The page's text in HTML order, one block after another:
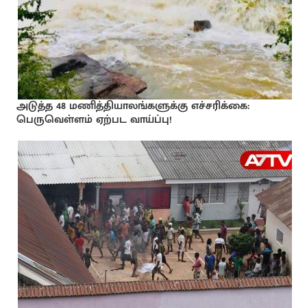
அடுத்த 48 மணித்தியாலங்களுக்கு எச்சரிக்கை:
பெருவெள்ளம் ஏற்பட வாய்ப்பு!